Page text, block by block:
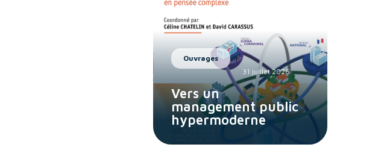
Ouvrages
31 juillet 2026
Vers un
management public
hypermoderne